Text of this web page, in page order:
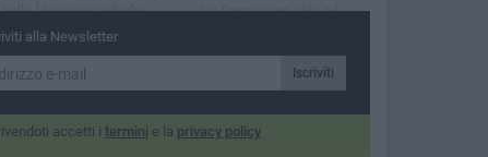
nella fase regionale dei
Giochi della Chimica e sesta
Una formazione utile ad
alla Newsletter
Iscriviti
accetti i termini e la privacy policy